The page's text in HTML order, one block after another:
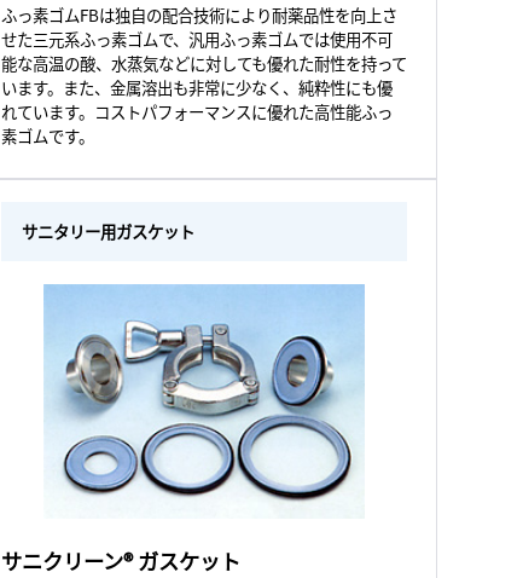
ふっ素ゴムFBは独自の配合技術により耐薬品性を向上さ
せた三元系ふっ素ゴムで、汎用ふっ素ゴムでは使用不可
能な高温の酸、水蒸気などに対しても優れた耐性を持って
います。また、金属溶出も非常に少なく、純粋性にも優
れています。コストパフォーマンスに優れた高性能ふっ
素ゴムです。
サニタリー用ガスケット
サニクリーン® ガスケット